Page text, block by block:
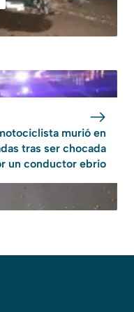
murió en
tras ser chocada
un conductor ebrio